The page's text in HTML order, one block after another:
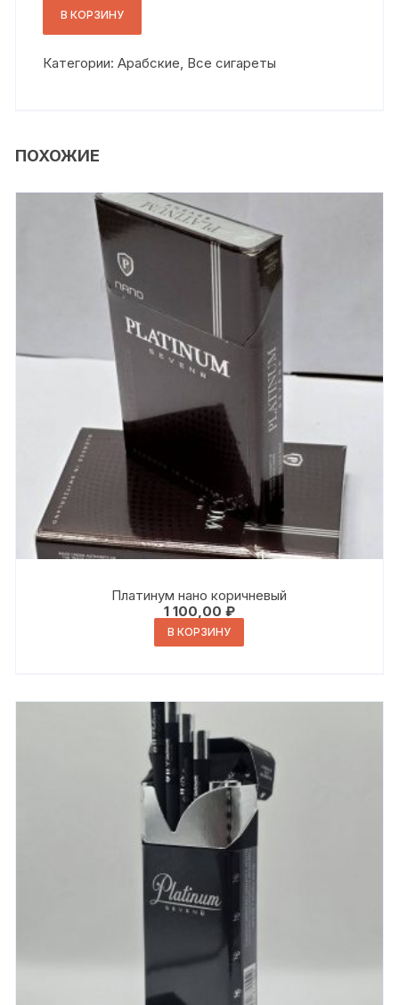
анис
кнопка
В КОРЗИНУ
Категории:Арабские, Все сигареты
ПОХОЖИЕ
Платинум нано коричневый
1 100,00 ₽
В КОРЗИНУ